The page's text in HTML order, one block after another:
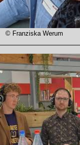
© Franziska Werum